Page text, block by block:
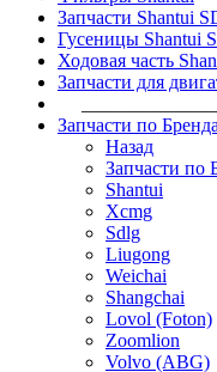
Запчасти Shantui
Гусеницы Shantui
Ходовая часть
Запчасти для
Запчасти по
Назад
Запчасти по
Shantui
Xcmg
Sdlg
Liugong
Weichai
Shangchai
Lovol (Foton)
Zoomlion
Volvo (ABG)